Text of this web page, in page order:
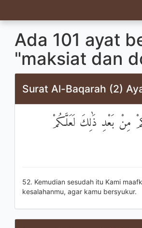
Ada 101 ayat
"maksiat dan
Surat Al-Baqarah (2)
مِنْ بَعْدِ ذَٰلِكَ لَعَلَّكُمْ
52. Kemudian sesudah itu Kami
kesalahanmu, agar kamu bersyukur.